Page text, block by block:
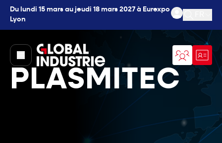
Du lundi 15 mars au jeudi 18 mars 2027 à Eurexpo
Lyon
Ouvrir
page.home
PLASMITEC